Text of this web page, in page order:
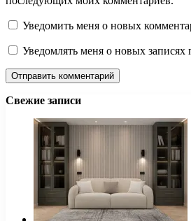
Уведомить меня о новых
Уведомлять меня о новых записях
Свежие записи